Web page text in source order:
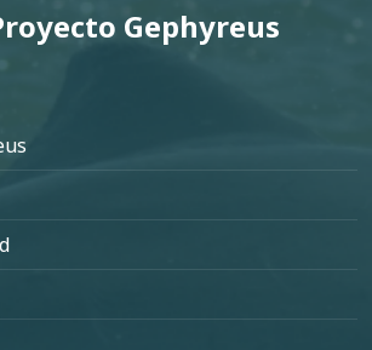
Gephyreus